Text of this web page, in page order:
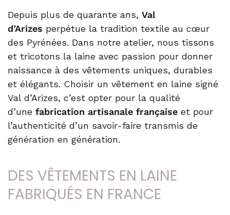
Depuis plus de quarante ans, Val
d’Arizes perpétue la tradition textile au cœur
des Pyrénées. Dans notre atelier, nous tissons
et tricotons la laine avec passion pour donner
naissance à des vêtements uniques, durables
et élégants. Choisir un vêtement en laine signé
Val d’Arizes, c’est opter pour la qualité
d’une fabrication artisanale française et pour
l’authenticité d’un savoir-faire transmis de
génération en génération.
DES VÊTEMENTS EN LAINE
FABRIQUÉS EN FRANCE